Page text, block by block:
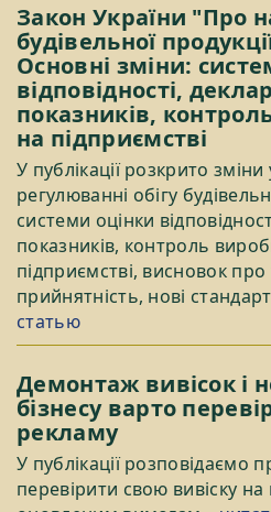
Закон України "Про
будівельної
Основні зміни:
відповідності,
показників,
на підприємстві
У публікації розкрито
регулюванні обігу
системи оцінки
показників, контроль
підприємстві, висновок про
прийнятність, нові
статью
Демонтаж вивісок і
бізнесу варто
рекламу
У публікації розповідаємо
перевірити свою вивіску на